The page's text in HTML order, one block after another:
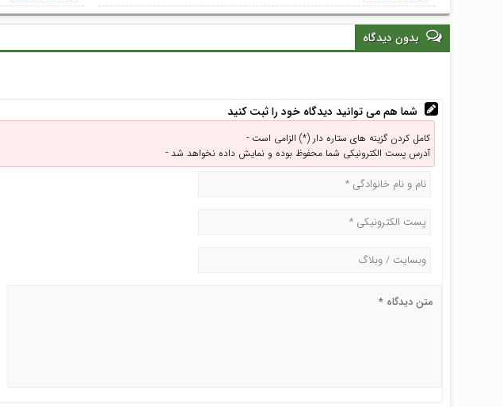
بدون دیدگاه
شما هم می توانید دیدگاه خود را ثبت کنید
کامل کردن گزینه های ستاره دار (*) الزامی است -
آدرس پست الکترونیکی شما محفوظ بوده و نمایش داده نخواهد شد -